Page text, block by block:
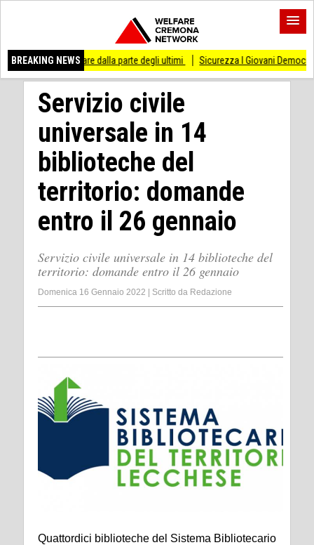
BREAKING NEWS
dalla parte degli ultimi Sicurezza I Giovani Democratici ribattono ai
Servizio civile
universale in 14
biblioteche del
territorio: domande
entro il 26 gennaio
Servizio civile universale in 14 biblioteche del
territorio: domande entro il 26 gennaio
Domenica 16 Gennaio 2022 Scritto da Redazione
Quattordici biblioteche del Sistema Bibliotecario